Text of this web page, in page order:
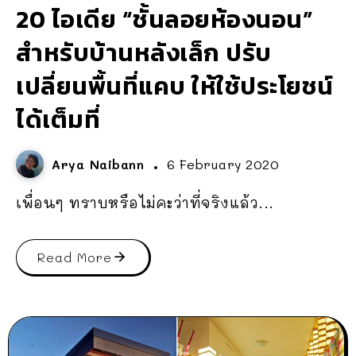
20 ไอเดีย “ชั้นลอยห้องนอน”
สำหรับบ้านหลังเล็ก ปรับ
เปลี่ยนพื้นที่แคบ ให้ใช้ประโยชน์
ได้เต็มที่
Arya Naibann 6 February 2020
เพื่อนๆ ทราบหรือไม่คะว่าที่จริงแล้ว...
Read More